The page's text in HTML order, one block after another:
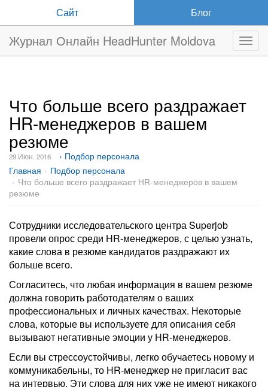
Сайт Блог
Журнал Онлайн HeadHunter Moldova
Что больше всего раздражает
HR-менеджеров в вашем
резюме
29 Июн. 2016
› Подбор персонала
Главная
Подбор персонала
Что больше всего раздражает HR-менеджеров в вашем
резюме
Сотрудники исследовательского центра Superjob
провели опрос среди HR-менеджеров, с целью узнать,
какие слова в резюме кандидатов раздражают их
больше всего.
Согласитесь, что любая информация в вашем резюме
должна говорить работодателям о ваших
профессиональных и личных качествах. Некоторые
слова, которые вы используете для описания себя
вызывают негативные эмоции у HR-менеджеров.
Если вы стрессоустойчивы, легко обучаетесь новому и
коммуникабельны, то HR-менеджер не пригласит вас
на интервью. Эти слова для них уже не имеют никакого